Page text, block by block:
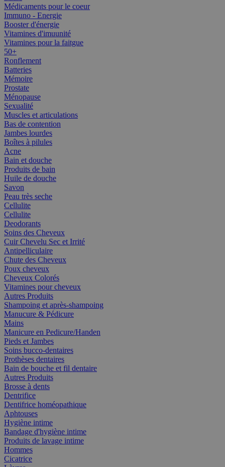
Médicaments pour le coeur
Immuno - Energie
Booster d'énergie
Vitamines d'imuunité
Vitamines pour la faitgue
50+
Ronflement
Batteries
Mémoire
Prostate
Ménopause
Sexualité
Muscles et articulations
Bas de contention
Jambes lourdes
Boîtes à pilules
Acne
Bain et douche
Produits de bain
Huile de douche
Savon
Peau très seche
Cellulite
Cellulite
Deodorants
Soins des Cheveux
Cuir Chevelu Sec et Irrité
Antipelliculaire
Chute des Cheveux
Poux cheveux
Cheveux Colorés
Vitamines pour cheveux
Autres Produits
Shampoing et après-shampoing
Manucure & Pédicure
Mains
Manicure en Pedicure/Handen
Pieds et Jambes
Soins bucco-dentaires
Prothèses dentaires
Bain de bouche et fil dentaire
Autres Produits
Brosse à dents
Dentrifice
Dentifrice homéopathique
Aphtouses
Hygiène intime
Bandage d'hygiène intime
Produits de lavage intime
Hommes
Cicatrice